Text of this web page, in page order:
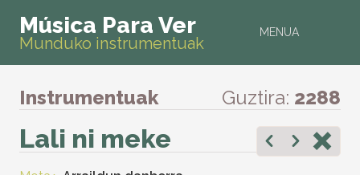
MENUA
Música Para Ver
Munduko instrumentuak
Instrumentuak Guztira: 2288
Lali ni meke